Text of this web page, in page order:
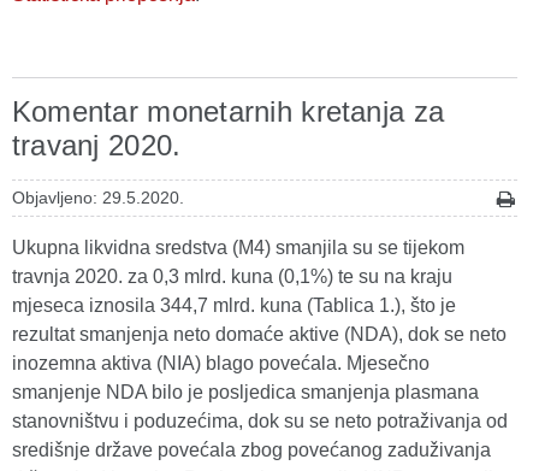
Komentar monetarnih kretanja za
travanj 2020.
Objavljeno: 29.5.2020.
Ukupna likvidna sredstva (M4) smanjila su se tijekom
travnja 2020. za 0,3 mlrd. kuna (0,1%) te su na kraju
mjeseca iznosila 344,7 mlrd. kuna (Tablica 1.), što je
rezultat smanjenja neto domaće aktive (NDA), dok se neto
inozemna aktiva (NIA) blago povećala. Mjesečno
smanjenje NDA bilo je posljedica smanjenja plasmana
stanovništvu i poduzećima, dok su se neto potraživanja od
središnje države povećala zbog povećanog zaduživanja